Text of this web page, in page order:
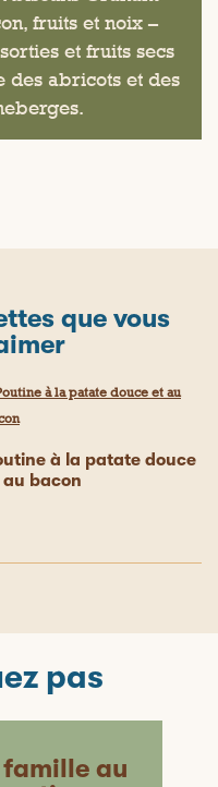
fruits et noix –
et fruits secs
des abricots et des
que vous
à la patate douce et au
à la patate douce
au bacon
pas
au